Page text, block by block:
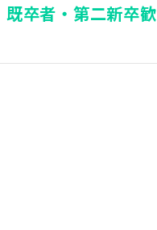
卒者・第二新卒歓